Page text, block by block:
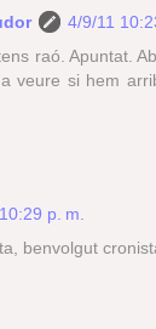
4/9/11
raó. Apuntat.
veure si hem
p. m.
benvolgut